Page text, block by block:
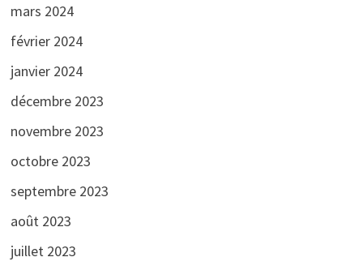
mars 2024
février 2024
janvier 2024
décembre 2023
novembre 2023
octobre 2023
septembre 2023
août 2023
juillet 2023